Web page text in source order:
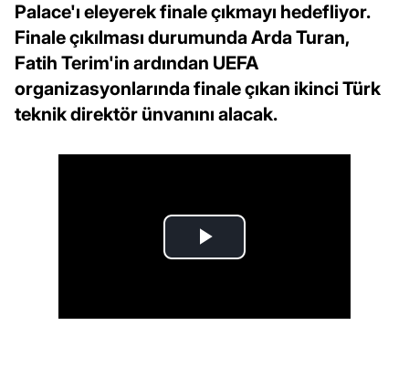
Palace'ı eleyerek finale çıkmayı hedefliyor.
Finale çıkılması durumunda Arda Turan,
Fatih Terim'in ardından UEFA
organizasyonlarında finale çıkan ikinci Türk
teknik direktör ünvanını alacak.